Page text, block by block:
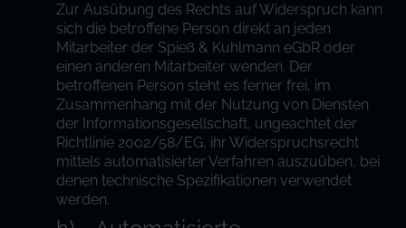
Zur Ausübung des Rechts auf Widerspruch kann
sich die betroffene Person direkt an jeden
Mitarbeiter der Spieß & Kuhlmann eGbR oder
einen anderen Mitarbeiter wenden. Der
betroffenen Person steht es ferner frei, im
Zusammenhang mit der Nutzung von Diensten
der Informationsgesellschaft, ungeachtet der
Richtlinie 2002/58/EG, ihr Widerspruchsrecht
mittels automatisierter Verfahren auszuüben, bei
denen technische Spezifikationen verwendet
werden.